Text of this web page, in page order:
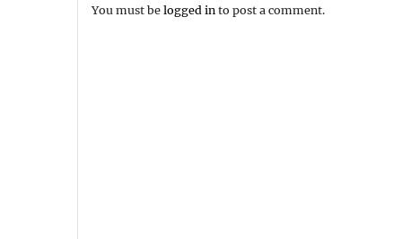
You must be logged in to post a comment.